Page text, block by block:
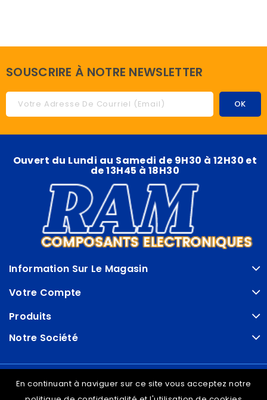
SOUSCRIRE À NOTRE NEWSLETTER
Ouvert du Lundi au Samedi de 9H30 à 12H30 et
de 13H45 à 18H30
Information Sur Le Magasin
Votre Compte
Produits
Notre Société
© VDRAM - 2026
En continuant à naviguer sur ce site vous acceptez notre